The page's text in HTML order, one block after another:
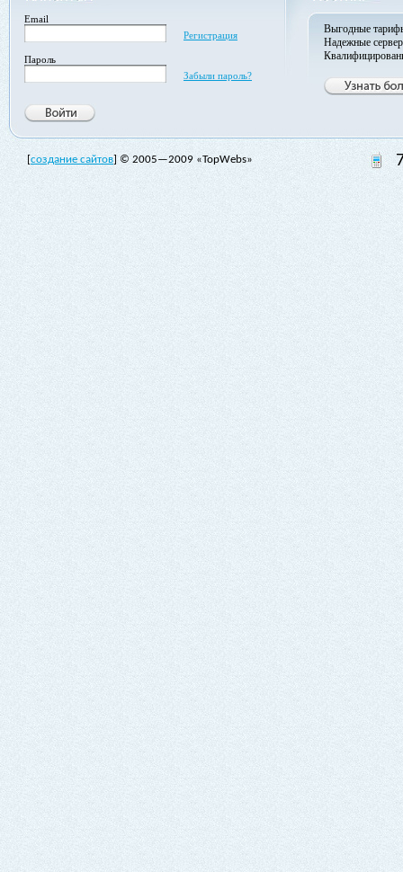
Email
Регистрация
Пароль
Забыли пароль?
Выгодные
Надежные
[создание сайтов] © 2005—2009 «TopWebs»